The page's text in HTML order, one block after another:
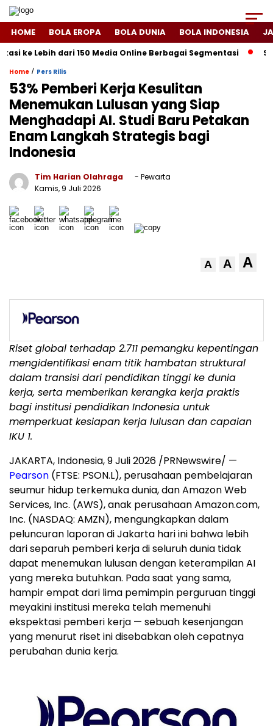
HOME BOLA EROPA BOLA DUNIA BOLA INDONESIA
ke Lebih dari 150 Media Online Berbagai Segmentasi
Home / Pers Rilis
53% Pemberi Kerja Kesulitan
Menemukan Lulusan yang Siap
Menghadapi AI. Studi Baru Petakan
Enam Langkah Strategis bagi
Indonesia
Tim Harian Olahraga
- Pewarta
Kamis, 9 Juli 2026
A A A
Riset global terhadap 2.711 pemangku kepentingan
mengidentifikasi enam titik hambatan struktural
dalam transisi dari pendidikan tinggi ke dunia
kerja, serta memberikan kerangka kerja praktis
bagi institusi pendidikan Indonesia untuk
memperkuat kesiapan kerja lulusan dan capaian
IKU 1.
JAKARTA, Indonesia,9 Juli 2026 /PRNewswire/ —
Pearson (FTSE: PSON.L), perusahaan pembelajaran
seumur hidup terkemuka dunia, dan Amazon Web
Services, Inc. (AWS), anak perusahaan Amazon.com,
Inc. (NASDAQ: AMZN), mengungkapkan dalam
peluncuran laporan di Jakarta hari ini bahwa lebih
dari separuh pemberi kerja di seluruh dunia tidak
dapat menemukan lulusan dengan keterampilan AI
yang mereka butuhkan. Pada saat yang sama,
hampir empat dari lima pemimpin perguruan tinggi
meyakini institusi mereka telah memenuhi
ekspektasi pemberi kerja — sebuah kesenjangan
yang menurut riset ini disebabkan oleh cepatnya
perubahan dunia kerja.